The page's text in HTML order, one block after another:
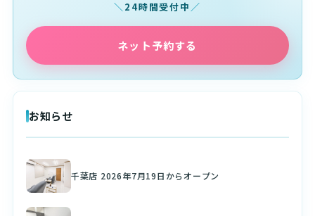
24時間受付中
ネット予約する
お知らせ
千葉店 2026年7月19日からオープン